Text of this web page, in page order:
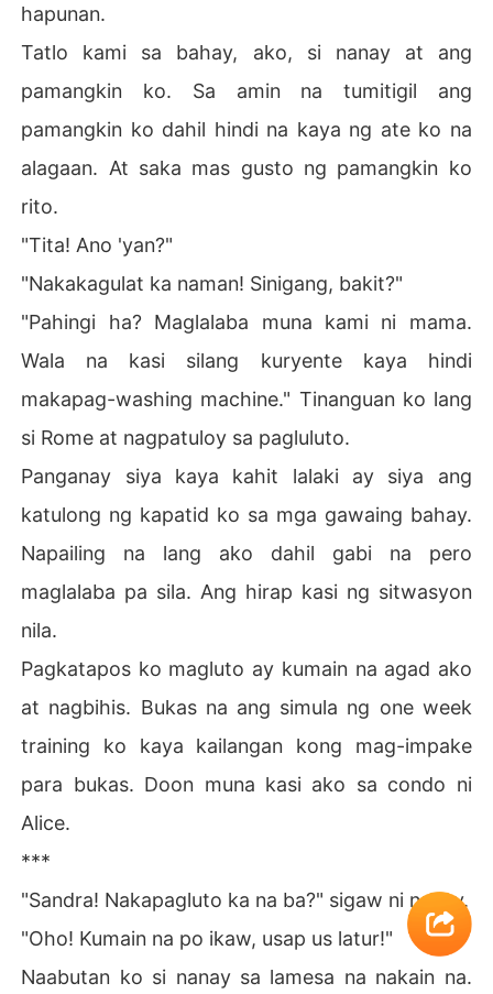
hapunan.
Tatlo kami sa bahay, ako, si nanay at ang
pamangkin ko. Sa amin na tumitigil ang
pamangkin ko dahil hindi na kaya ng ate ko na
alagaan. At saka mas gusto ng pamangkin ko
rito.
"Tita! Ano 'yan?"
"Nakakagulat ka naman! Sinigang, bakit?"
"Pahingi ha? Maglalaba muna kami ni mama.
Wala na kasi silang kuryente kaya hindi
makapag-washing machine." Tinanguan ko lang
si Rome at nagpatuloy sa pagluluto.
Panganay siya kaya kahit lalaki ay siya ang
katulong ng kapatid ko sa mga gawaing bahay.
Napailing na lang ako dahil gabi na pero
maglalaba pa sila. Ang hirap kasi ng sitwasyon
nila.
Pagkatapos ko magluto ay kumain na agad ako
at nagbihis. Bukas na ang simula ng one week
training ko kaya kailangan kong mag-impake
para bukas. Doon muna kasi ako sa condo ni
Alice.
***
"Sandra! Nakapagluto ka na ba?" sigaw ni nanay.
"Oho! Kumain na po ikaw, usap us latur!"
Naabutan ko si nanay sa lamesa na nakain na.